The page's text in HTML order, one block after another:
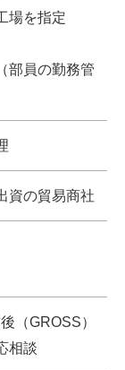
場を指定
部員の勤務管
資の貿易商社
（GROSS）
相談